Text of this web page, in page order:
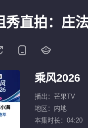
秀直拍：庄
乘风2026
播出：芒果TV
地区：内地
本集时长：04:20